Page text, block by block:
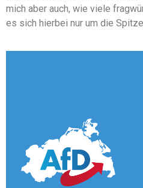
mich aber auch, wie viele
es sich hierbei nur um die